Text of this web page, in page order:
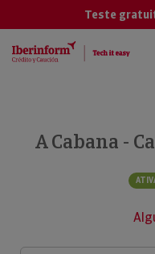
Teste
A Cabana -